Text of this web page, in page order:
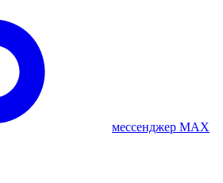
мессенджер MAX